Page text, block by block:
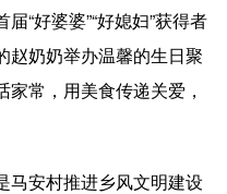
“好婆婆”“好媳妇”获得者
赵奶奶举办温馨的生日聚
常，用美食传递关爱，
安村推进乡风文明建设